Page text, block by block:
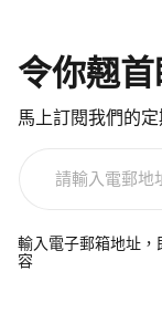
令你翹
馬上訂閱我們的
電
郵
輸入電子郵箱地址，
容